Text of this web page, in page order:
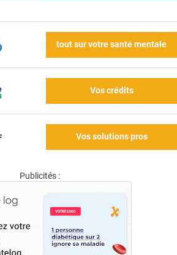
tout sur votre santé mentale
Vos crédits
Vos solutions pros
Publicités :